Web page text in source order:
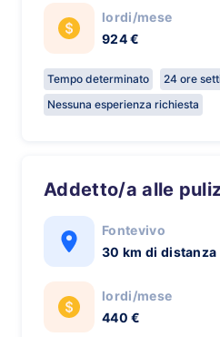
lordi/mese
924 €
Tempo determinato
24 ore
Nessuna esperienza richiesta
Addetto/a alle
Fontevivo
30 km di distanza
lordi/mese
440 €